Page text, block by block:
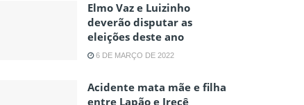
Elmo Vaz e Luizinho
deverão disputar as
eleições deste ano
6 DE MARÇO DE 2022
Acidente mata mãe e filha
entre Lapão e Irecê